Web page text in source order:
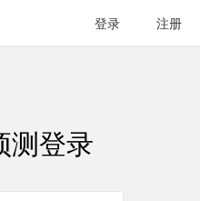
登录 注册
测登录